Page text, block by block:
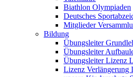
Biathlon Olympiaden
Deutsches
Mitglieder
Bildung
Übungsleiter
Übungsleiter
Übungsleiter Lizenz
Lizenz Verlängerung